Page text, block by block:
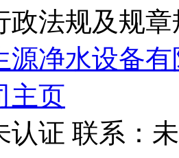
政法规及规
源净水设备
主页
认证 联系：